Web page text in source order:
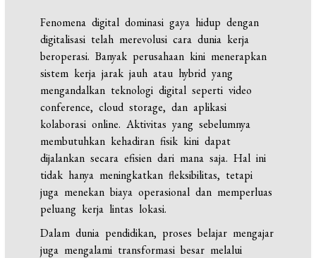
Fenomena digital dominasi gaya hidup dengan
digitalisasi telah merevolusi cara dunia kerja
beroperasi. Banyak perusahaan kini menerapkan
sistem kerja jarak jauh atau hybrid yang
mengandalkan teknologi digital seperti video
conference, cloud storage, dan aplikasi
kolaborasi online. Aktivitas yang sebelumnya
membutuhkan kehadiran fisik kini dapat
dijalankan secara efisien dari mana saja. Hal ini
tidak hanya meningkatkan fleksibilitas, tetapi
juga menekan biaya operasional dan memperluas
peluang kerja lintas lokasi.
Dalam dunia pendidikan, proses belajar mengajar
juga mengalami transformasi besar melalui